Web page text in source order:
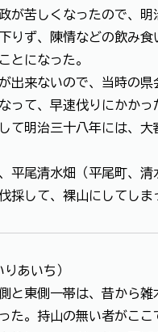
が苦しくなったので、
りず、陳情などの飲み
とになった。
出来ないので、当時の
って、早速伐りにかか
て明治三十八年には、
平尾清水畑（平尾町、
採して、裸山にしてしま
あいち）
と東側一帯は、昔から
た。持山の無い者がこ